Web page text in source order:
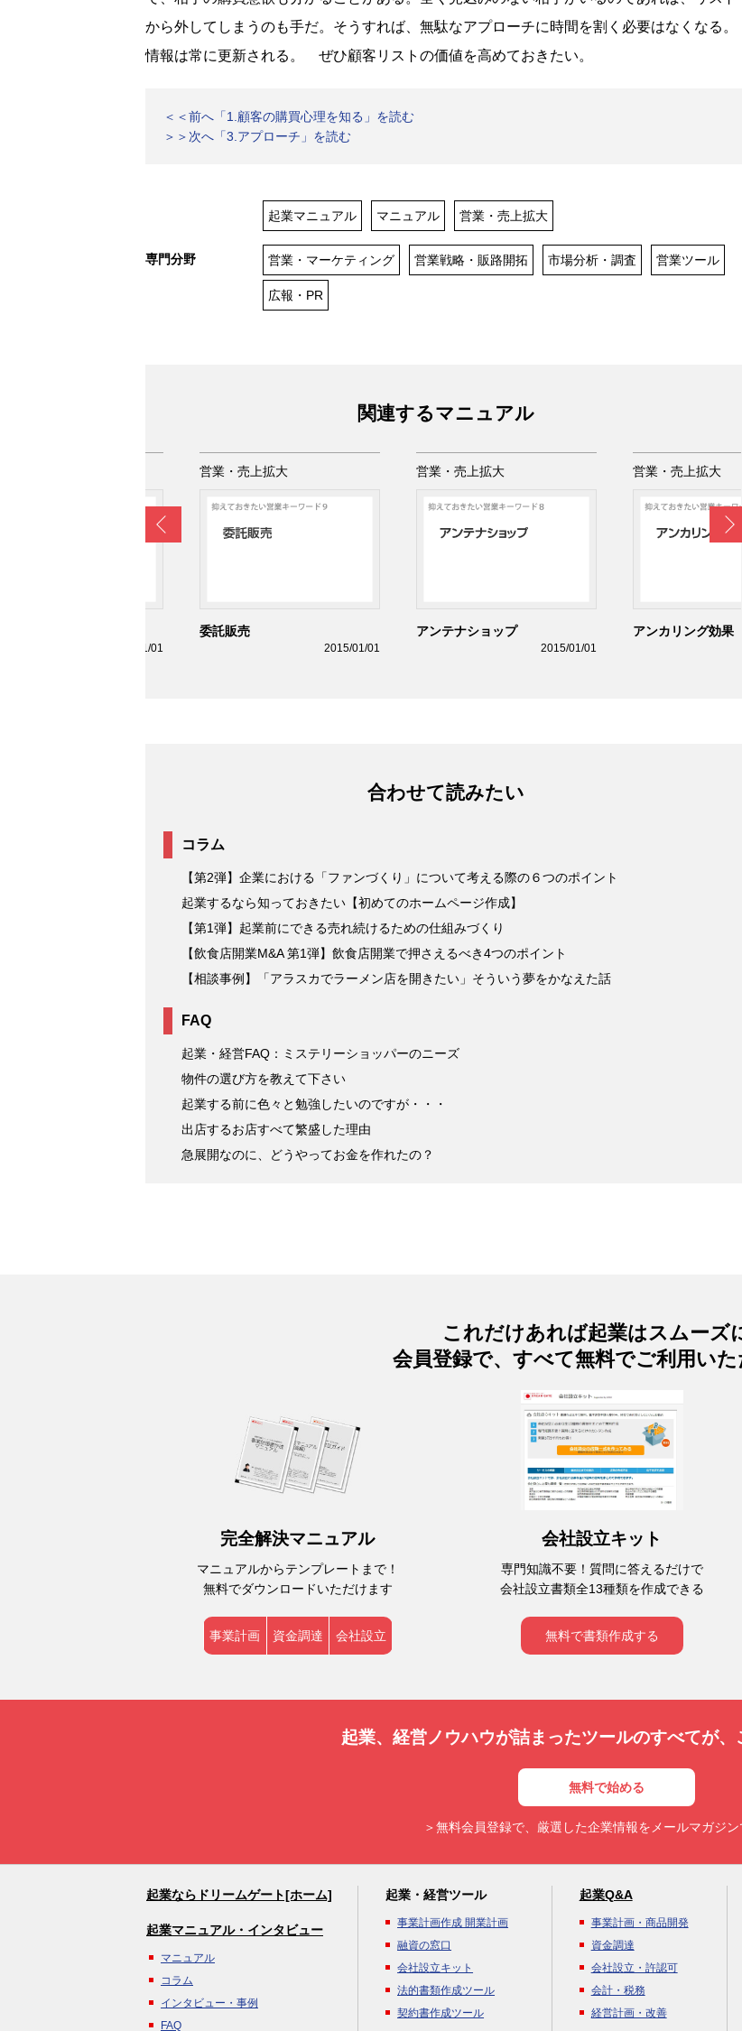
から外してしまうのも手だ。そうすれば、無駄なアプローチに時間を割く必要はなくなる。
情報は常に更新される。 ぜひ顧客リストの価値を高めておきたい。
＜＜前へ「1.顧客の購買心理を知る」を読む
＞＞次へ「3.アプローチ」を読む
起業マニュアル マニュアル 営業・売上拡大
専門分野 営業・マーケティング 営業戦略・販路開拓 市場分析・調査 営業ツール
広報・PR
関連するマニュアル
2015/01/01
営業・売上拡大
委託販売
2015/01/01
営業・売上拡大
アンテナショップ
2015/01/01
営業・売上拡大
アンカリング効果
合わせて読みたい
コラム
【第2弾】企業における「ファンづくり」について考える際の６つのポイント
起業するなら知っておきたい【初めてのホームページ作成】
【第1弾】起業前にできる売れ続けるための仕組みづくり
【飲食店開業M&A 第1弾】飲食店開業で押さえるべき4つのポイント
【相談事例】「アラスカでラーメン店を開きたい」そういう夢をかなえた話
FAQ
起業・経営FAQ：ミステリーショッパーのニーズ
物件の選び方を教えて下さい
起業する前に色々と勉強したいのですが・・・
出店するお店すべて繁盛した理由
急展開なのに、どうやってお金を作れたの？
これだけあれば起業はスムーズ
会員登録で、すべて無料でご利用い
完全解決マニュアル
マニュアルからテンプレートまで！
無料でダウンロードいただけます
事業計画 資金調達 会社設立
会社設立キット
専門知識不要！質問に答えるだけで
会社設立書類全13種類を作成できる
無料で書類作成する
起業、経営ノウハウが詰まったツールのすべてが、
無料で始める
＞無料会員登録で、厳選した企業情報をメールマガジ
起業ならドリームゲート[ホーム]
起業マニュアル・インタビュー
マニュアル
コラム
インタビュー・事例
FAQ
起業・経営ツール
事業計画作成 開業計画
融資の窓口
会社設立キット
法的書類作成ツール
契約書作成ツール
起業Q&A
事業計画・商品開発
資金調達
会社設立・許認可
会計・税務
経営計画・改善